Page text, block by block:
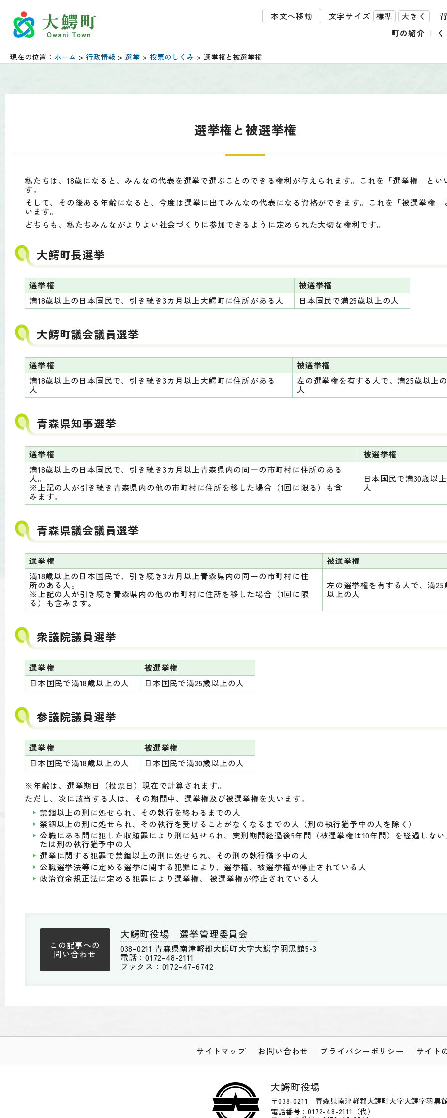
本文へ移動 文字サイズ 標準 大きく
町の紹介
現在の位置： ホーム >行政情報 > 選挙 > 投票のしくみ > 選挙権と被選挙権
選挙権と被選挙権
私たちは、18歳になると、みんなの代表を選挙で選ぶことのできる権利が与えられます。これを「選挙権」とい
す。
そして、その後ある年齢になると、今度は選挙に出てみんなの代表になる資格ができます。これを「被選挙権」
います。
どちらも、私たちみんながよりよい社会づくりに参加できるように定められた大切な権利です。
大鰐町長選挙
選挙権
被選挙権
満18歳以上の日本国民で、引き続き3カ月以上大鰐町に住所がある人
日本国民で満25歳以上の人
大鰐町議会議員選挙
選挙権
被選挙権
満18歳以上の日本国民で、引き続き3カ月以上大鰐町に住所がある
人
左の選挙権を有する人で、満25歳以上の
人
青森県知事選挙
選挙権
被選挙権
満18歳以上の日本国民で、引き続き3カ月以上青森県内の同一の市町村に住所のある
人。
※上記の人が引き続き青森県内の他の市町村に住所を移した場合（1回に限る）も含
みます。
日本国民で満30歳以
人
青森県議会議員選挙
選挙権
被選挙権
満18歳以上の日本国民で、引き続き3カ月以上青森県内の同一の市町村に住
所のある人。
※上記の人が引き続き青森県内の他の市町村に住所を移した場合（1回に限
る）も含みます。
左の選挙権を有する人で、満25
以上の人
衆議院議員選挙
選挙権
被選挙権
日本国民で満18歳以上の人
日本国民で満25歳以上の人
参議院議員選挙
選挙権
被選挙権
日本国民で満18歳以上の人
日本国民で満30歳以上の人
※年齢は、選挙期日（投票日）現在で計算されます。
ただし、次に該当する人は、その期間中、選挙権及び被選挙権を失います。
禁錮以上の刑に処せられ、その執行を終わるまでの人
禁錮以上の刑に処せられ、その執行を受けることがなくなるまでの人（刑の執行猶予中の人を除く）
公職にある間に犯した収賄罪により刑に処せられ、実刑期間経過後5年間（被選挙権は10年間）を経過しな
たは刑の執行猶予中の人
選挙に関する犯罪で禁錮以上の刑に処せられ、その刑の執行猶予中の人
公職選挙法等に定める選挙に関する犯罪により、選挙権、被選挙権が停止されている人
政治資金規正法に定める犯罪により選挙権、 被選挙権が停止されている人
この記事への
問い合わせ
大鰐町役場 選挙管理委員会
038-0211 青森県南津軽郡大鰐町大字大鰐字羽黒館5-3
電話：0172-48-2111
ファクス：0172-47-6742
サイトマップ お問い合わせ プライバシーポリシー サイト
大鰐町役場
〒038-0211 青森県南津軽郡大鰐町大字大鰐字羽黒
電話番号：0172-48-2111（代）